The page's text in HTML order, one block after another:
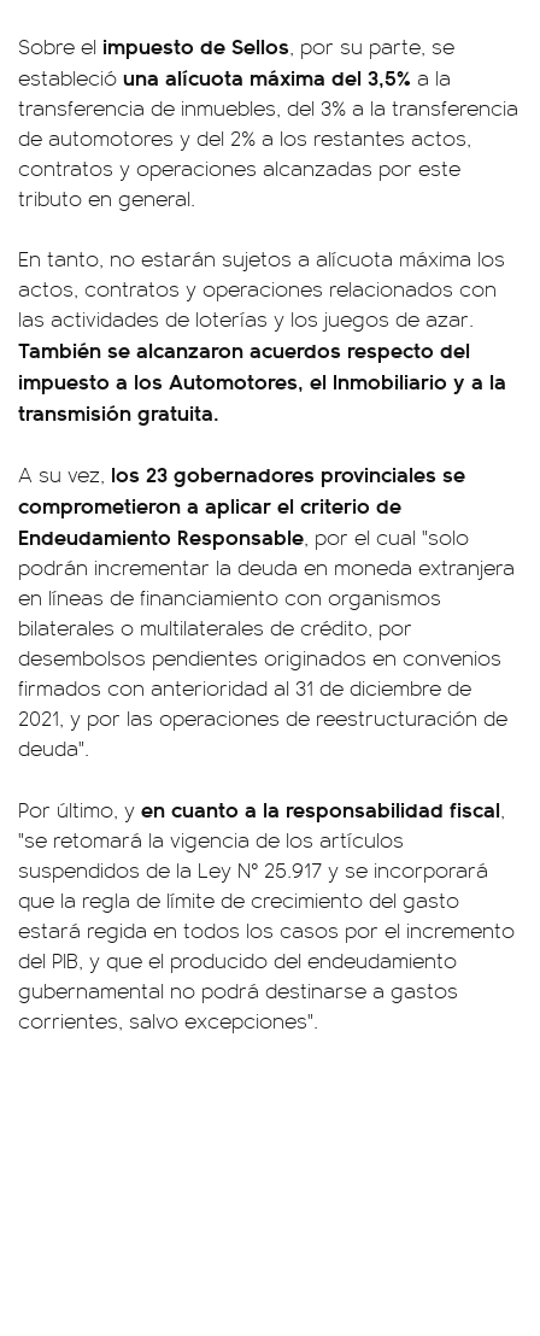
Sobre el impuesto de Sellos, por su parte, se
estableció una alícuota máxima del 3,5% a la
transferencia de inmuebles, del 3% a la transferencia
de automotores y del 2% a los restantes actos,
contratos y operaciones alcanzadas por este
tributo en general.
En tanto, no estarán sujetos a alícuota máxima los
actos, contratos y operaciones relacionados con
las actividades de loterías y los juegos de azar.
También se alcanzaron acuerdos respecto del
impuesto a los Automotores, el Inmobiliario y a la
transmisión gratuita.
A su vez, los 23 gobernadores provinciales se
comprometieron a aplicar el criterio de
Endeudamiento Responsable, por el cual "solo
podrán incrementar la deuda en moneda extranjera
en líneas de financiamiento con organismos
bilaterales o multilaterales de crédito, por
desembolsos pendientes originados en convenios
firmados con anterioridad al 31 de diciembre de
2021, y por las operaciones de reestructuración de
deuda".
Por último, y en cuanto a la responsabilidad fiscal,
"se retomará la vigencia de los artículos
suspendidos de la Ley N° 25.917 y se incorporará
que la regla de límite de crecimiento del gasto
estará regida en todos los casos por el incremento
del PIB, y que el producido del endeudamiento
gubernamental no podrá destinarse a gastos
corrientes, salvo excepciones".